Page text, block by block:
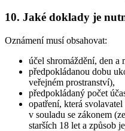
10. Jaké doklady je
Oznámení musí obsahovat:
účel shromáždění, den a
předpokládanou dobu
veřejném prostranství),
předpokládaný počet
opatření, která
v souladu se zákonem
starších 18 let a způsob